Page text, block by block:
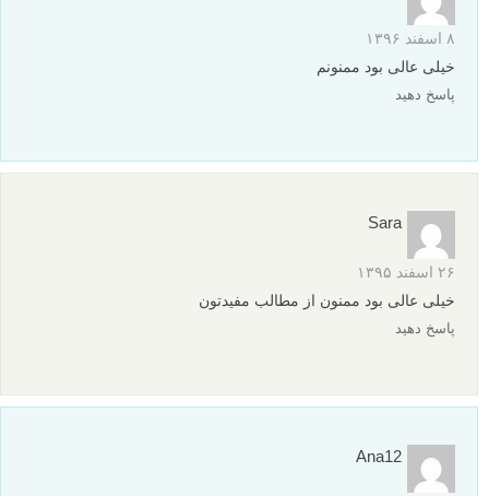
۸ اسفند ۱۳۹۶
خیلی عالی بود ممنونم
پاسخ دهید
Sara
۲۶ اسفند ۱۳۹۵
خیلی عالی بود ممنون از مطالب مفیدتون
پاسخ دهید
Ana12